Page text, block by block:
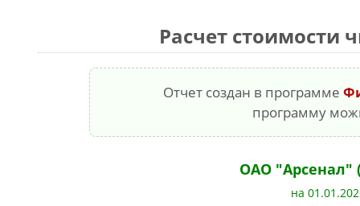
Расчет стоимости
Отчет создан в программе
программу
ОАО "Арсенал"
на